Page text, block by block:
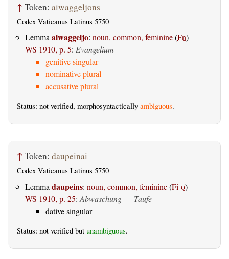
↑ Token: aiwaggeljons
Codex Vaticanus Latinus 5750
Lemmaaiwaggeljo: noun, common, feminine(Fn)
WS 1910, p. 5: Evangelium
genitive singular
nominative plural
accusative plural
Status: not verified, morphosyntactically ambiguous.
↑ Token: daupeinai
Codex Vaticanus Latinus 5750
Lemma daupeins: noun, common, feminine(Fi-o)
WS 1910, p. 25: Abwaschung— Taufe
dative singular
Status: not verified but unambiguous.